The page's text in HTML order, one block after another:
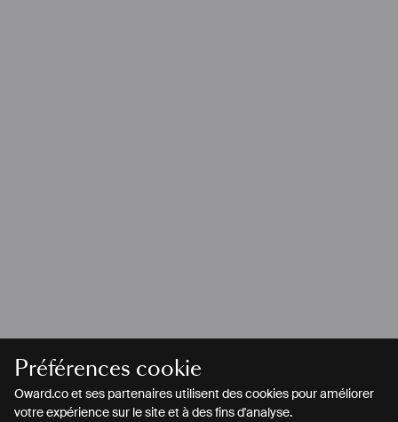
Préférences cookie
Oward.co et ses partenaires utilisent des cookies pour améliorer
votre expérience sur le site et à des fins d'analyse.